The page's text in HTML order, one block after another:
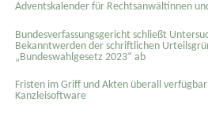
Adventskalender für Rechtsanwältinnen
Bundesverfassungsgericht schließt
Bekanntwerden der schriftlichen
„Bundeswahlgesetz 2023“ ab
Fristen im Griff und Akten überall
Kanzleisoftware